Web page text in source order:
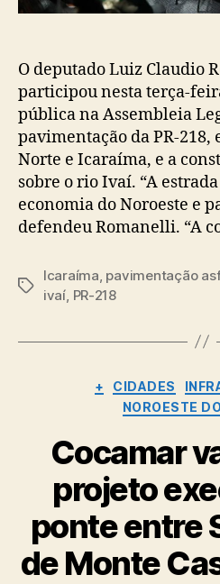
O deputado Luiz Claudio
participou nesta terça-
pública na Assembleia
pavimentação da PR-
Norte e Icaraíma, e a
sobre o rio Ivaí. “A
economia do Noroeste e
defendeu Romanelli. “A
Tags
Icaraíma, pavimentação
ivaí, PR-218
+ CIDADES
NOROESTE
Cocamar
projeto
ponte entre
de Monte